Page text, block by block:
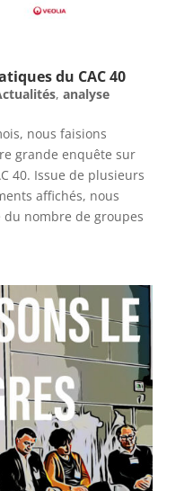
du CAC 40
, analyse
nous faisions
grande enquête sur
40. Issue de plusieurs
affichés, nous
nombre de groupes